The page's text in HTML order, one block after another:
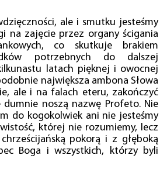
ale i smutku jesteśmy
na zajęcie przez organy ścigania
co skutkuje brakiem
potrzebnych do dalszej
latach pięknej i owocnej
największa ambona Słowa
ale i na falach eteru, zakończyć
dumnie noszą nazwę Profeto. Nie
do kogokolwiek ani nie jesteśmy
której nie rozumiemy, lecz
pokorą i z głęboką
Boga i wszystkich, którzy byli